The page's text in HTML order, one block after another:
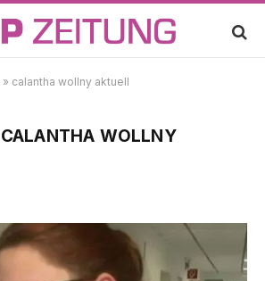
» calantha wollny aktuell
CALANTHA WOLLNY